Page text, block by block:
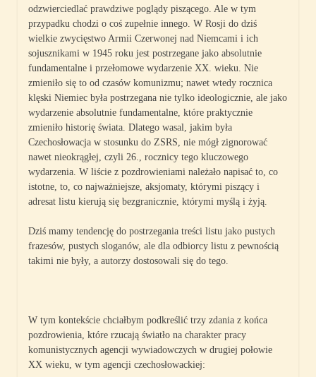
odzwierciedlać prawdziwe poglądy piszącego. Ale w tym
przypadku chodzi o coś zupełnie innego. W Rosji do dziś
wielkie zwycięstwo Armii Czerwonej nad Niemcami i ich
sojusznikami w 1945 roku jest postrzegane jako absolutnie
fundamentalne i przełomowe wydarzenie XX. wieku. Nie
zmieniło się to od czasów komunizmu; nawet wtedy rocznica
klęski Niemiec była postrzegana nie tylko ideologicznie, ale jako
wydarzenie absolutnie fundamentalne, które praktycznie
zmieniło historię świata. Dlatego wasal, jakim była
Czechosłowacja w stosunku do ZSRS, nie mógł zignorować
nawet nieokrągłej, czyli 26., rocznicy tego kluczowego
wydarzenia. W liście z pozdrowieniami należało napisać to, co
istotne, to, co najważniejsze, aksjomaty, którymi piszący i
adresat listu kierują się bezgranicznie, którymi myślą i żyją.
Dziś mamy tendencję do postrzegania treści listu jako pustych
frazesów, pustych sloganów, ale dla odbiorcy listu z pewnością
takimi nie były, a autorzy dostosowali się do tego.
W tym kontekście chciałbym podkreślić trzy zdania z końca
pozdrowienia, które rzucają światło na charakter pracy
komunistycznych agencji wywiadowczych w drugiej połowie
XX wieku, w tym agencji czechosłowackiej: